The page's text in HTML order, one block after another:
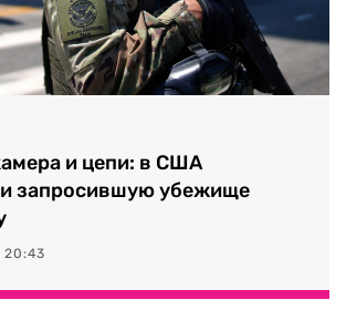
и цепи: в США
запросившую убежище